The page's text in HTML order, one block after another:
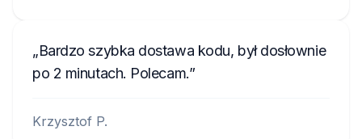
Bardzo szybka dostawa kodu, był dosłownie
po 2 minutach. Polecam.
Krzysztof P.